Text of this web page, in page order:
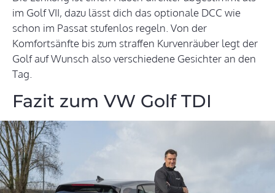
im Golf VII, dazu lässt dich das optionale DCC wie
schon im Passat stufenlos regeln. Von der
Komfortsänfte bis zum straffen Kurvenräuber legt der
Golf auf Wunsch also verschiedene Gesichter an den
Tag.
Fazit zum VW Golf TDI